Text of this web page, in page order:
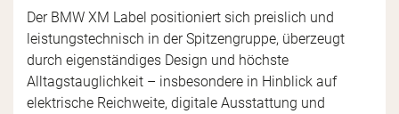
Der BMW XM Label positioniert sich preislich und
leistungstechnisch in der Spitzengruppe, überzeugt
durch eigenständiges Design und höchste
Alltagstauglichkeit – insbesondere in Hinblick auf
elektrische Reichweite, digitale Ausstattung und